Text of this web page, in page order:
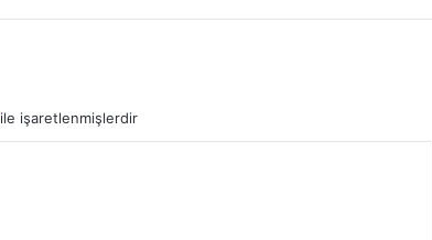
ile işaretlenmişlerdir